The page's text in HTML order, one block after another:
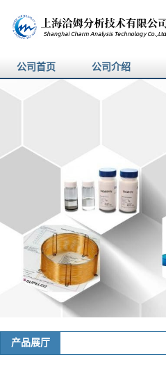
公司首页 公司介绍
产品展厅